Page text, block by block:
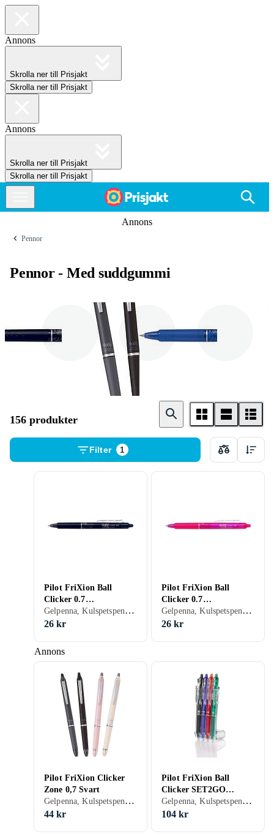
Annons
Skrolla ner till Prisjakt
Skrolla ner till Prisjakt
Annons
Skrolla ner till Prisjakt
Skrolla ner till Prisjakt
Annons
Pennor
Pennor - Med suddgummi
Gelpenna
156 produkter
Filter 1
Annons
Pilot FriXion Ball
Clicker 0.7
Kulspetspenna (Svart)Gelpenna, Kulspetspenna, Med suddgummi, Svart, Vit
26 kr
Pilot FriXion Ball
Clicker 0.7
Kulspetspenna (Rosa)Gelpenna, Kulspetspenna, Med suddgummi, Röd, Rosa
26 kr
Pilot FriXion Clicker
Zone 0,7 Svart
Gelpenna, Kulspetspenna, Med suddgummi, Svart, Blå
44 kr
Pilot FriXion Ball
Clicker SET2GO
Kulspetspennor 4-packGelpenna, Kulspetspenna, Med suddgummi, Svart, Blå, Röd, Gul, Orange, Grön, Rosa, Lila
104 kr